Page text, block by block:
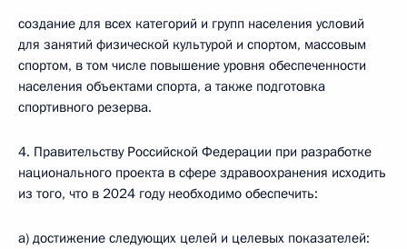
создание для всех категорий и групп населения условий
для занятий физической культурой и спортом, массовым
спортом, в том числе повышение уровня обеспеченности
населения объектами спорта, а также подготовка
спортивного резерва.
4. Правительству Российской Федерации при разработке
национального проекта в сфере здравоохранения исходить
из того, что в 2024 году необходимо обеспечить:
а) достижение следующих целей и целевых показателей: